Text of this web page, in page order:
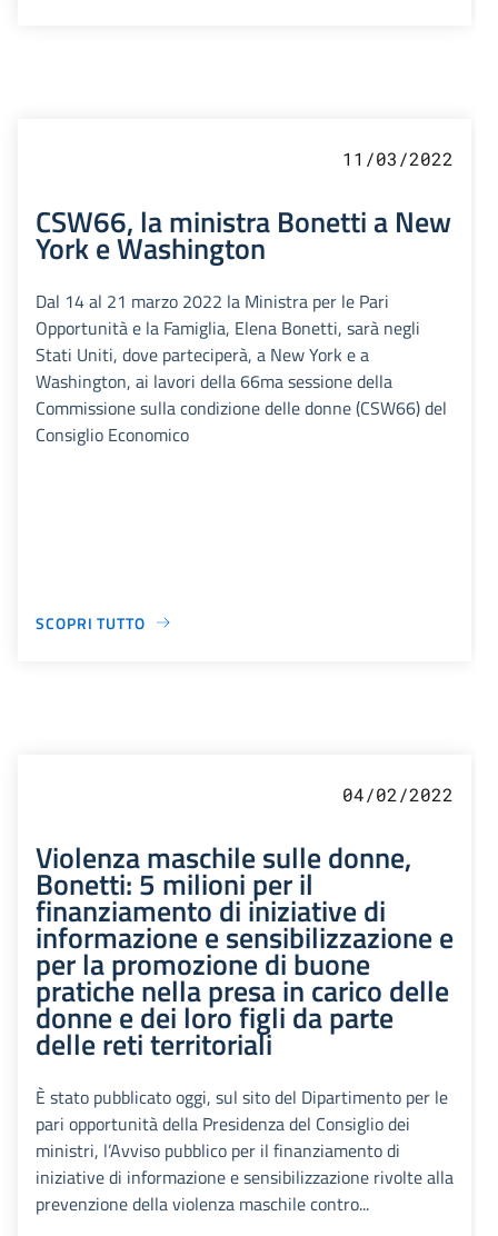
11/03/2022
CSW66, la ministra Bonetti a New
York e Washington
Dal 14 al 21 marzo 2022 la Ministra per le Pari
Opportunità e la Famiglia, Elena Bonetti, sarà negli
Stati Uniti, dove parteciperà, a New York e a
Washington, ai lavori della 66ma sessione della
Commissione sulla condizione delle donne (CSW66) del
Consiglio Economico
SCOPRI TUTTO
04/02/2022
Violenza maschile sulle donne,
Bonetti: 5 milioni per il
finanziamento di iniziative di
informazione e sensibilizzazione e
per la promozione di buone
pratiche nella presa in carico delle
donne e dei loro figli da parte
delle reti territoriali
È stato pubblicato oggi, sul sito del Dipartimento per le
pari opportunità della Presidenza del Consiglio dei
ministri, l’Avviso pubblico per il finanziamento di
iniziative di informazione e sensibilizzazione rivolte alla
prevenzione della violenza maschile contro...